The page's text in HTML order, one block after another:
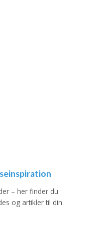
– her finder du
og artikler til din